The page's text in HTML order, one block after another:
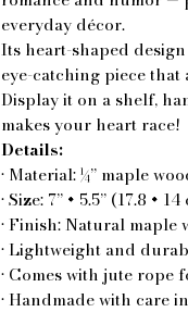
everyday décor.
Its heart-shaped
eye-catching piece
Display it on a shelf,
makes your heart race!
Details:
• Material: ¼” maple
• Size: 7” × 5.5” (17.8 ×
• Finish: Natural
• Lightweight and
• Comes with jute rope
• Handmade with care